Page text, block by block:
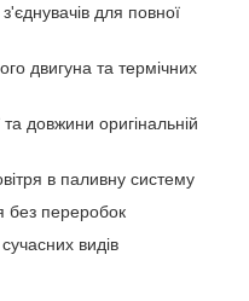
для повної
двигуна та термічних
та довжини оригінальній
в паливну систему
без переробок
видів